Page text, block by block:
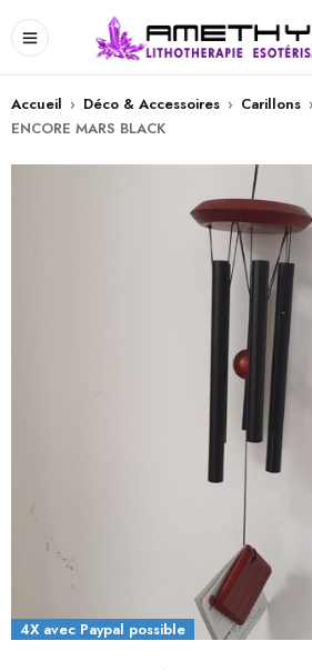
Accueil › Déco & Accessoires › Carillons ›
ENCORE MARS BLACK
4X avec Paypal possible